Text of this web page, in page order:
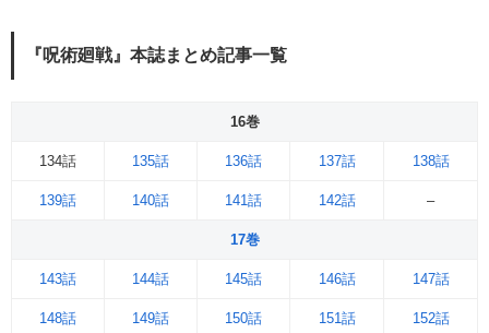
『呪術廻戦』本誌まとめ記事一覧
16巻
134話 135話 136話 137話 138話
139話 140話 141話 142話 –
17巻
143話 144話 145話 146話 147話
148話 149話 150話 151話 152話